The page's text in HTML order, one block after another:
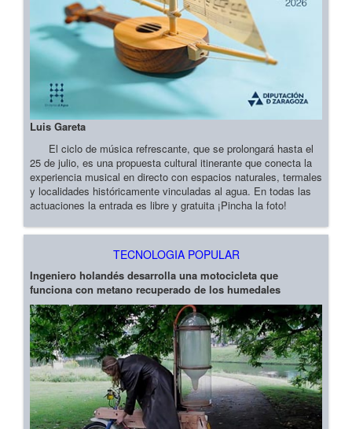
Luis Gareta
El ciclo de música refrescante, que se prolongará hasta el
25 de julio, es una propuesta cultural itinerante que conecta la
experiencia musical en directo con espacios naturales, termales
y localidades históricamente vinculadas al agua. En todas las
actuaciones la entrada es libre y gratuita ¡Pincha la foto!
TECNOLOGIA POPULAR
Ingeniero holandés desarrolla una motocicleta que
funciona con metano recuperado de los humedales